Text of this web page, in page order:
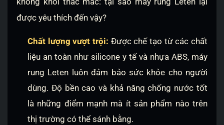
được yêu thích đến vậy?
Chất lượng vượt trội: Được chế tạo từ các chất
liệu an toàn như silicone y tế và nhựa ABS, máy
rung Leten luôn đảm bảo sức khỏe cho người
dùng. Độ bền cao và khả năng chống nước tốt
là những điểm mạnh mà ít sản phẩm nào trên
thị trường có thể sánh bằng.